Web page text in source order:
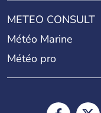
METEO CONSULT
Météo Marine
Météo pro